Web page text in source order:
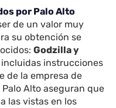
por Palo Alto
de un valor muy
su obtención se
Godzilla y
incluidas instrucciones
de la empresa de
Alto aseguran que
las vistas en los